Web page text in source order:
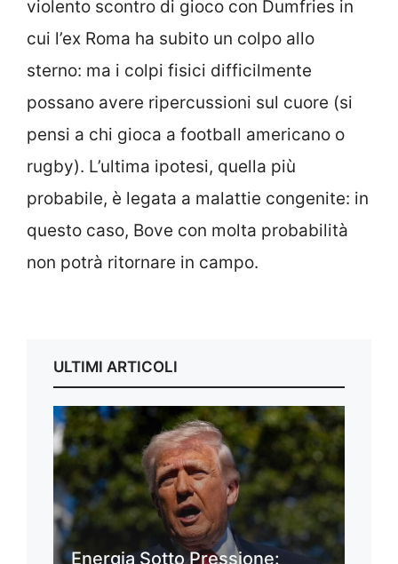
violento scontro di gioco con Dumfries in
cui l’ex Roma ha subito un colpo allo
sterno: ma i colpi fisici difficilmente
possano avere ripercussioni sul cuore (si
pensi a chi gioca a football americano o
rugby). L’ultima ipotesi, quella più
probabile, è legata a malattie congenite: in
questo caso, Bove con molta probabilità
non potrà ritornare in campo.
ULTIMI ARTICOLI
Energia Sotto Pressione: